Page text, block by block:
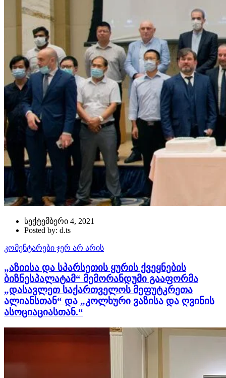
სექტემბერი 4, 2021
Posted by: d.ts
კომენტარები ჯერ არ არის
„აზიისა და სპარსეთის ყურის ქვეყნების
ბიზნესპალატამ“ მემორანდუმი გააფორმა
„დასავლეთ საქართველოს მეფუტკრეთა
ალიანსთან“ და „კოლხური ვაზისა და ღვინის
ასოციაციასთან.“